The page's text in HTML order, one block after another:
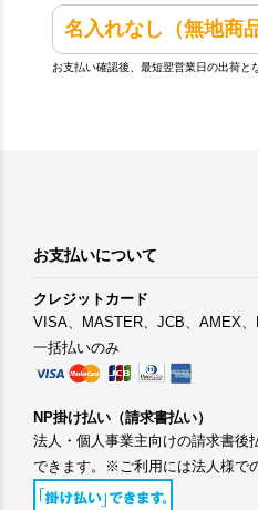
名入れなし（無地商
お支払い確認後、最短翌営業日の出荷と
お支払いについて
クレジットカード
VISA、MASTER、JCB、AMEX
一括払いのみ
NP掛け払い（請求書払い）
法人・個人事業主向けの請求書後
できます。※ご利用には法人様で